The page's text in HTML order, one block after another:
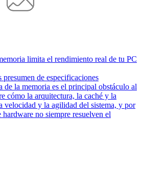
limita el rendimiento real de tu PC
de especificaciones
de la memoria es el principal obstáculo al
cómo la arquitectura, la caché y la
velocidad y la agilidad del sistema, y por
hardware no siempre resuelven el